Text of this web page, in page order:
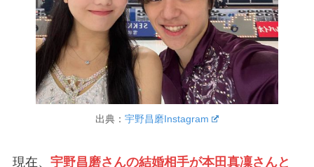
出典： 宇野昌磨Instagram
現在、 宇野昌磨さんの結婚相手が本田真凜さんと